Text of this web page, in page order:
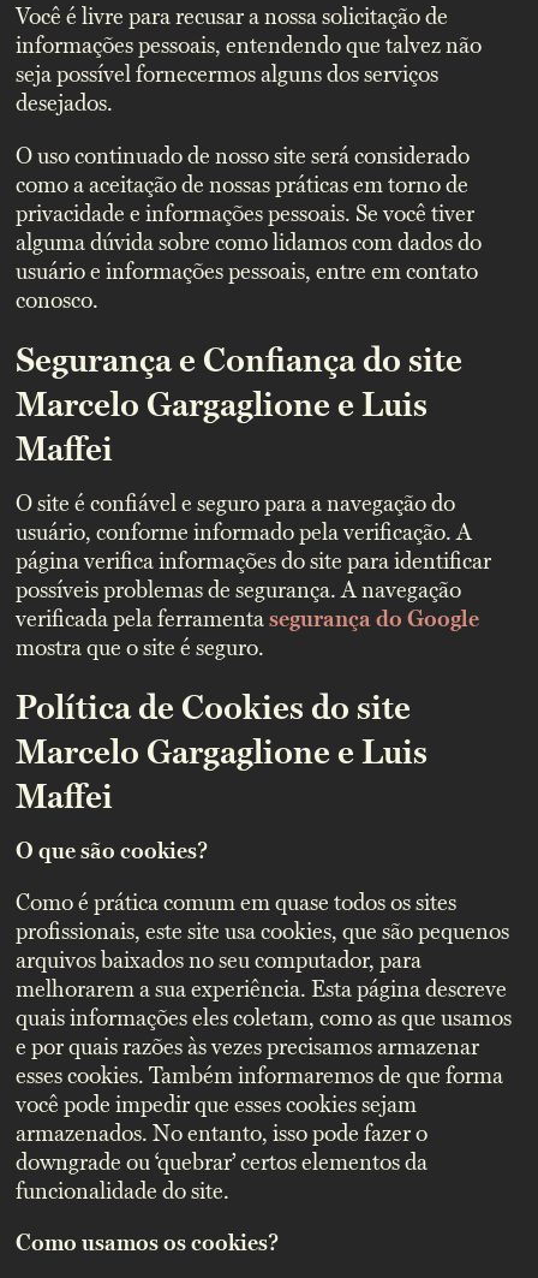
Você é livre para recusar a nossa solicitação de
informações pessoais, entendendo que talvez não
seja possível fornecermos alguns dos serviços
desejados.
O uso continuado de nosso site será considerado
como a aceitação de nossas práticas em torno de
privacidade e informações pessoais. Se você tiver
alguma dúvida sobre como lidamos com dados do
usuário e informações pessoais, entre em contato
conosco.
Segurança e Confiança do site
Marcelo Gargaglione e Luis
Maffei
O site é confiável e seguro para a navegação do
usuário, conforme informado pela verificação. A
página verifica informações do site para identificar
possíveis problemas de segurança. A navegação
verificada pela ferramentasegurança do Google
mostra que o site é seguro.
Política de Cookies do site
Marcelo Gargaglione e Luis
Maffei
O que são cookies?
Como é prática comum em quase todos os sites
profissionais, este site usa cookies, que são pequenos
arquivos baixados no seu computador, para
melhorarem a sua experiência. Esta página descreve
quais informações eles coletam, como as que usamos
e por quais razões às vezes precisamos armazenar
esses cookies. Também informaremos de que forma
você pode impedir que esses cookies sejam
armazenados. No entanto, isso pode fazer o
downgrade ou ‘quebrar’ certos elementos da
funcionalidade do site.
Como usamos os cookies?